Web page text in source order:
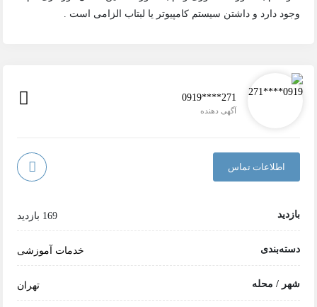
وجود دارد و داشتن سیستم کامپیوتر یا لبتاب الزامی است .
0919****271
آگهی دهنده
اطلاعات تماس
بازدید 169 بازدید
دسته‌بندی خدمات آموزشی
شهر / محله تهران